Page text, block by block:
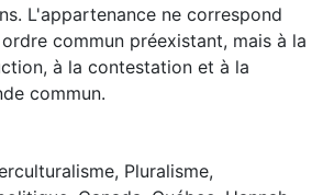
L'appartenance ne correspond
commun préexistant, mais à la
à la contestation et à la
commun.
, Pluralisme,